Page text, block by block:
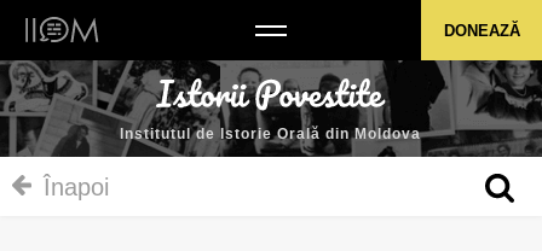
Institutul de Istorie Orală din MoldovaDONEAZĂ
Institutul de Istorie Orală din Moldova
Înapoi